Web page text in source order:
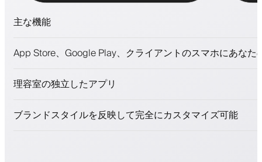
主な機能
支払い、保証金
ロイヤリティプログラムでクライアントを引きつける
プッシュ、SMS、メール通知
App Store、Google Play、クライアントのスマホにあなた
理容室の独立したアプリ
ブランドスタイルを反映して完全にカスタマイズ可能